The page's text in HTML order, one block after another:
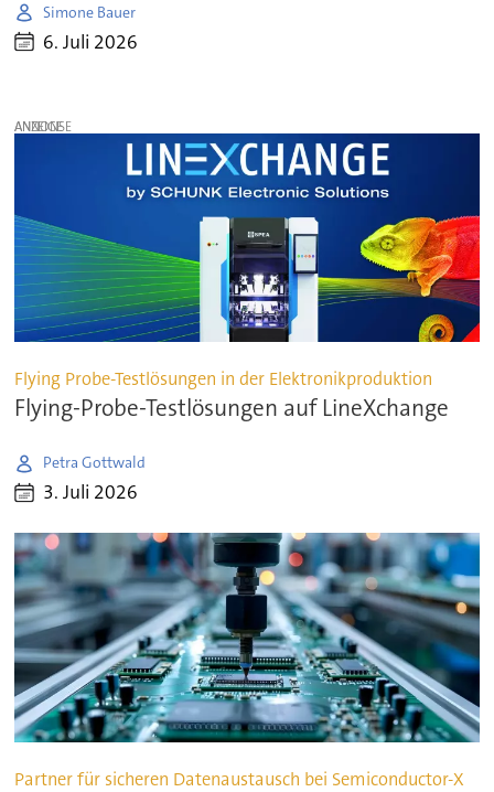
Simone Bauer
6. Juli 2026
ANZEIGE
Flying Probe-Testlösungen in der Elektronikproduktion
Flying-Probe-Testlösungen auf LineXchange
Petra Gottwald
3. Juli 2026
Partner für sicheren Datenaustausch bei Semiconductor-X